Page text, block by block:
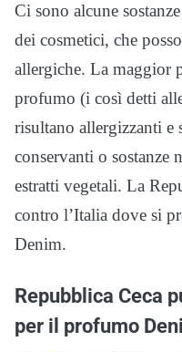
Ci sono alcune
dei cosmetici, che
allergiche. La maggior
profumo (i così detti
risultano allergizzanti e
conservanti o sostanze
estratti vegetali. La
contro l’Italia dove si
Denim.
Repubblica Ceca
per il profumo